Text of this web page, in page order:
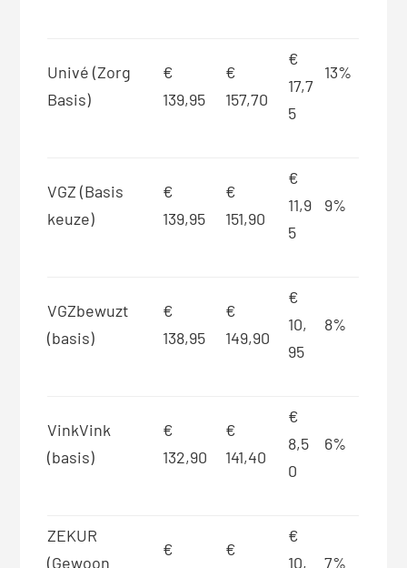
Univé (Zorg
Basis)
€
139,95
€
157,70
€
17,7
5
13%
VGZ (Basis
keuze)
€
139,95
€
151,90
€
11,9
5
9%
VGZbewuzt
(basis)
€
138,95
€
149,90
€
10,
95
8%
VinkVink
(basis)
€
132,90
€
141,40
€
8,5
0
6%
ZEKUR
(Gewoon
€
€
€
10,
7%